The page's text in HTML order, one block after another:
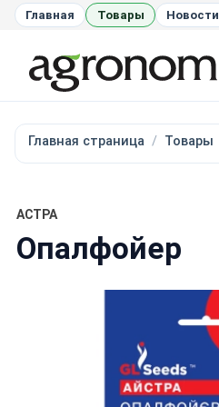
Главная Товары Новости
Главная страница Товары
АСТРА
Опалфойер